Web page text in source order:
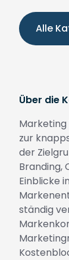
Alle
Über die
Marketing
zur
der
Branding,
Einblicke
ständig